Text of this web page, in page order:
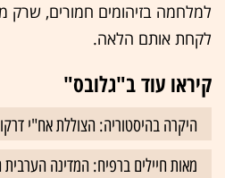
למלחמה בזיהומים חמורים, שרק
לקחת אותם הלאה.
קיראו עוד ב"גלובס"
היקרה בהיסטוריה: הצוללת אח"י
מאות חיילים ברפיח: המדינה